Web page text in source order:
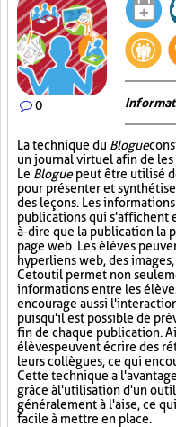
0
La technique du Blogue
un journal virtuel afin de
Le Bloguepeut être utilisé
pour présenter et
des leçons. Les
publications qui s'affichent
à-dire que la publication la
page web. Les élèves
hyperliens web, des
Cet outil permet non
informations entre les
encourage aussi
puisqu'il est possible de
fin de chaque publication.
élèves peuvent écrire des
leurs collègues, ce qui
Cette technique a
grâce à l'utilisation d'un
généralement à l'aise, ce
facile à mettre en place.